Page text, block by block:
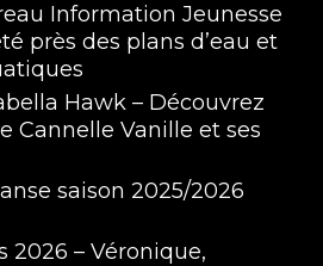
au CO2 - Saison 8 #08
Information Jeunesse
près des plans d’eau et
Hawk – Découvrez
Cannelle Vanille et ses
saison 2025/2026
2026 – Véronique,